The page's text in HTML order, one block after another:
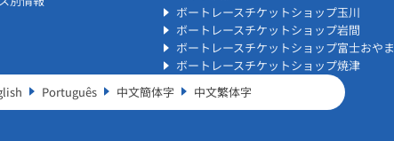
ボートレースチケットショップ玉川
ボートレースチケットショップ岩間
ボートレースチケットショップ富士おやま
ボートレースチケットショップ焼津
Português 中文簡体字 中文繁体字